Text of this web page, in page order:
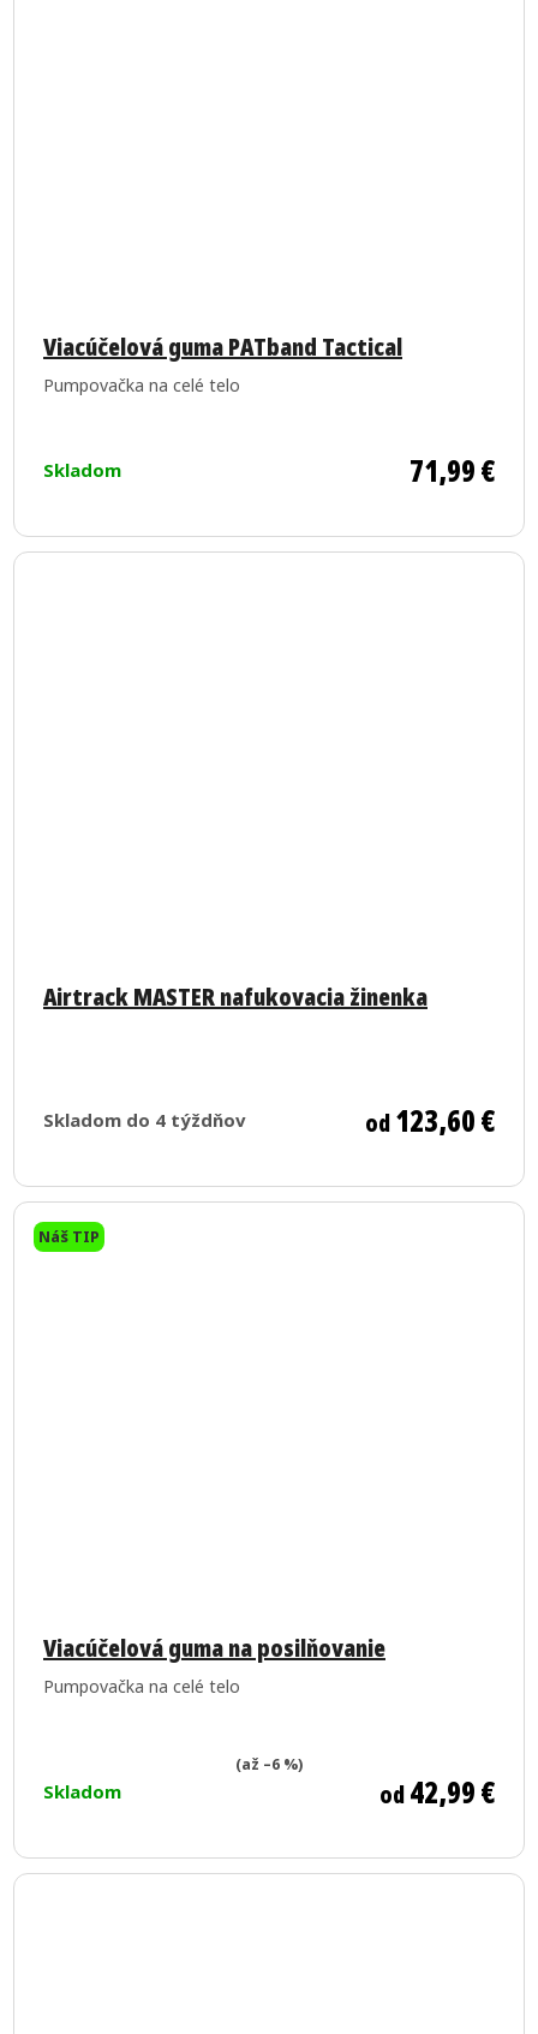
Viacúčelová guma PATband Tactical
Pumpovačka na celé telo
Skladom 71,99 €
Airtrack MASTER nafukovacia žinenka
Skladom do 4 týždňov od123,60 €
Náš TIP
Viacúčelová guma na posilňovanie
Pumpovačka na celé telo
hodnotenie
produktu
5
Skladom od42,99 €
(až –6 %)